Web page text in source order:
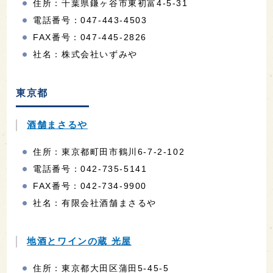
住所：千葉県鎌ヶ谷市東初富4-5-31
電話番号：047-443-4503
FAX番号：047-445-2826
社名：株式会社いずみや
東京都
酒舗まさるや
住所：東京都町田市鶴川6-7-2-102
電話番号：042-735-5141
FAX番号：042-734-9900
社名：有限会社酒舗まさるや
地酒とワインの蔵 光屋
住所：東京都大田区蒲田5-45-5